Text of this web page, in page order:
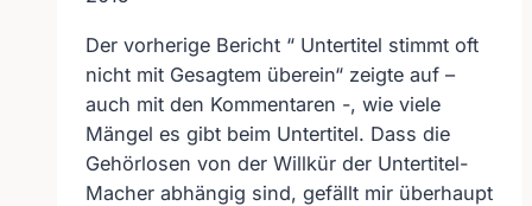
Der vorherige Bericht “ Untertitel stimmt oft
nicht mit Gesagtem überein“ zeigte auf –
auch mit den Kommentaren -, wie viele
Mängel es gibt beim Untertitel. Dass die
Gehörlosen von der Willkür der Untertitel-
Macher abhängig sind, gefällt mir überhaupt